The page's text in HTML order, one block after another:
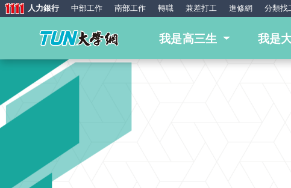
人力銀行 中部工作 南部工作 轉職 兼差打工 進修網 分類找
我是高三生 我是